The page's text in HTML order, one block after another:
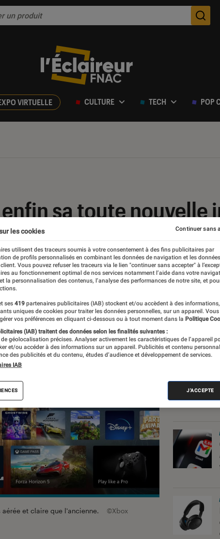
VIRTUELLE CULTURE TECH POP
sa toute nouvelle
et claire que l'ancienne. ©Xbox
Les
les cookies
utilisent des traceurs soumis à votre consentement à des fins publicitaires par
de profils personnalisés en combinant les données de navigation et les données
Vous pouvez refuser les traceurs via le lien "continuer sans accepter" à
au fonctionnement optimal de nos services notamment l’aide dans votre
la personnalisation des contenus, l’analyse des performances de notre site, et
ses 419 partenaires publicitaires (IAB) stockent et/ou accèdent à des informations,
uniques de cookies pour traiter les données personnelles, sur un appareil. Vous
vos préférences en cliquant ci-dessous ou à tout moment dans la Politique
(IAB) traitent des données selon les finalités suivantes :
géolocalisation précises. Analyser activement les caractéristiques de l’appareil
et/ou accéder à des informations sur un appareil. Publicités et contenu
des publicités et du contenu, études d’audience et développement de services.
IAB
J'ACCEPTE
Continuer sans